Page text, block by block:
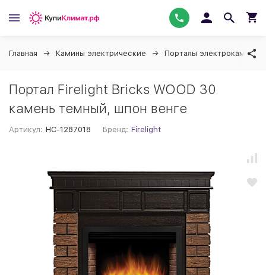
Главная Камины электрические Порталы электрокаминов
Портал Firelight Bricks WOOD 30
камень темный, шпон венге
Артикул: НС-1287018 Бренд: Firelight